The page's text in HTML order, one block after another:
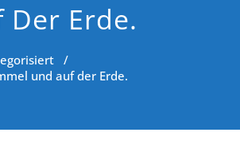
Der Erde.
/
und auf der Erde.